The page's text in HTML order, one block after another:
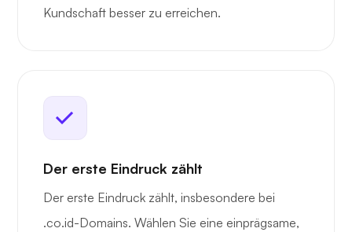
Kundschaft besser zu erreichen.
Der erste Eindruck zählt
Der erste Eindruck zählt, insbesondere bei
.co.id-Domains. Wählen Sie eine einprägsame,